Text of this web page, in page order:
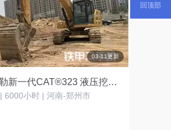
03-11更新
卡特彼勒新一代CAT®323 液压挖掘机
6000小时 | 河南-郑州市
回顶部